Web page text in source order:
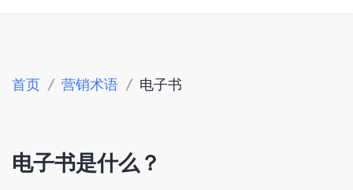
首页 / 营销术语 / 电子书
电子书是什么？